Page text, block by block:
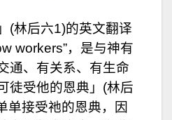
(林后六1)的英文翻译
workers”，是与神有
通、有关系、有生命
徒受他的恩典」(林后
单接受祂的恩典，因